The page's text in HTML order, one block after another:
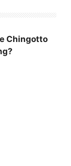
Chingotto